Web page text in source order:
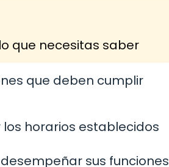
que necesitas saber
que deben cumplir
horarios establecidos
sus funciones